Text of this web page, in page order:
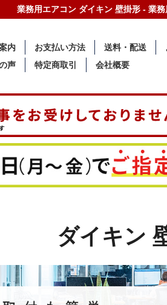
業務用エアコン ダイキン 壁掛形 - 業
内 お支払い方法 送料・配送
声
特定商取引 会社概要
ダイキン